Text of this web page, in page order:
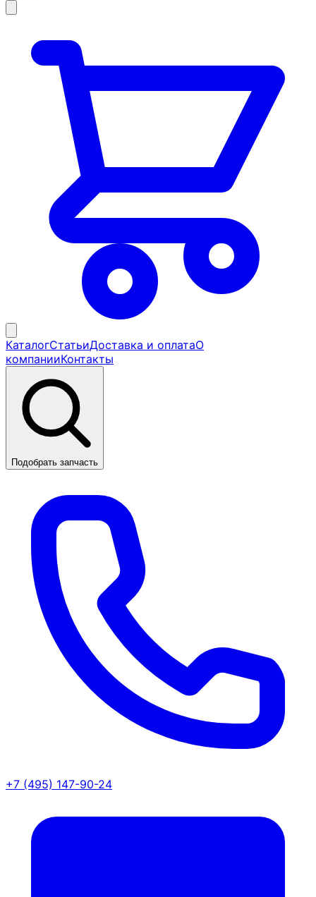
КаталогСтатьиДоставка и оплатаО
компанииКонтакты
Подобрать запчасть
+7 (495) 147-90-24